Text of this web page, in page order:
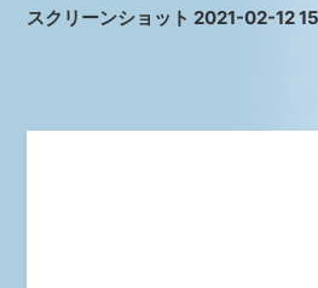
スクリーンショット 2021-02-12